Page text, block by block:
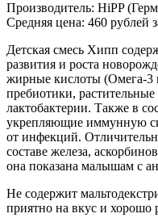
Производитель: HiPP
Средняя цена: 460 рублей
Детская смесь Хипп
развития и роста
жирные кислоты (Омега-3
пребиотики,
лактобактерии. Также в
укрепляющие иммунную
от инфекций.
составе железа,
она показана малышам с
Не содержит
приятно на вкус и хорошо